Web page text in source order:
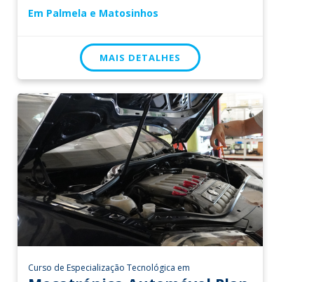
Em Palmela e Matosinhos
MAIS DETALHES
Curso de Especialização Tecnológica em